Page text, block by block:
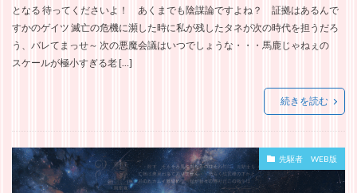
となる 待ってくださいよ！ あくまでも陰謀論ですよね？ 証拠はあるんで
すかのゲイツ 滅亡の危機に瀕した時に私が残したタネが次の時代を担うだろ
う、バレてまっせ～ 次の悪魔会議はいつでしょうな・・・馬鹿じゃねぇの
スケールが極小すぎる老 […]
続きを読む
先駆者 WEB版